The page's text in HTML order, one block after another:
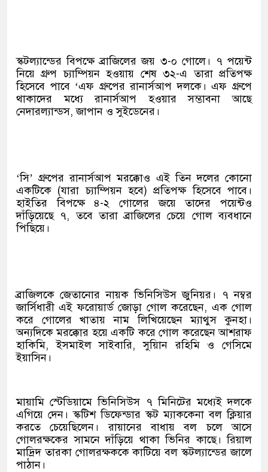
স্কটল্যান্ডের বিপক্ষে ব্রাজিলের জয় ৩-০ গোলে। ৭ পয়েন্ট
নিয়ে গ্রুপ চ্যাম্পিয়ন হওয়ায় শেষ ৩২-এ তারা প্রতিপক্ষ
হিসেবে পাবে ‘এফ গ্রুপের রানার্সআপ দলকে। এফ গ্রুপে
থাকাদের মধ্যে রানার্সআপ হওয়ার সম্ভাবনা আছে
নেদারল্যান্ডস, জাপান ও সুইডেনের।
‘সি’ গ্রুপের রানার্সআপ মরক্কোও এই তিন দলের কোনো
একটিকে (যারা চ্যাম্পিয়ন হবে) প্রতিপক্ষ হিসেবে পাবে।
হাইতির বিপক্ষে ৪-২ গোলের জয়ে তাদের পয়েন্টও
দাঁড়িয়েছে ৭, তবে তারা ব্রাজিলের চেয়ে গোল ব্যবধানে
পিছিয়ে।
ব্রাজিলকে জেতানোর নায়ক ভিনিসিউস জুনিয়র। ৭ নম্বর
জার্সিধারী এই ফরোয়ার্ড জোড়া গোল করেছেন, এক গোল
করে গোলের খাতায় নাম লিখিয়েছেন ম্যাথুস কুনহা।
অন্যদিকে মরক্কোর হয়ে একটি করে গোল করেছেন আশরাফ
হাকিমি, ইসমাইল সাইবারি, সুয়িান রহিমি ও গেসিমে
ইয়াসিন।
মায়ামি স্টেডিয়ামে ভিনিসিউস ৭ মিনিটের মধ্যেই দলকে
এগিয়ে দেন। স্কটিশ ডিফেন্ডার স্কট ম্যাককেনা বল ক্লিয়ার
করতে চেয়েছিলেন। রায়ানের বাধায় বল চলে আসে
গোলরক্ষকের সামনে দাঁড়িয়ে থাকা ভিনির কাছে। রিয়াল
মাদ্রিদ তারকা গোলরক্ষককে কাটিয়ে বল স্কটল্যান্ডের জালে
পাঠান।